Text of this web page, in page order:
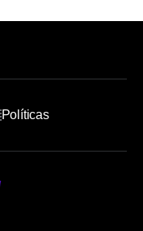
Políticas